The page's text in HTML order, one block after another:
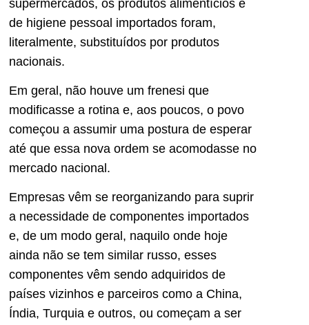
supermercados, os produtos alimentícios e
de higiene pessoal importados foram,
literalmente, substituídos por produtos
nacionais.
Em geral, não houve um frenesi que
modificasse a rotina e, aos poucos, o povo
começou a assumir uma postura de esperar
até que essa nova ordem se acomodasse no
mercado nacional.
Empresas vêm se reorganizando para suprir
a necessidade de componentes importados
e, de um modo geral, naquilo onde hoje
ainda não se tem similar russo, esses
componentes vêm sendo adquiridos de
países vizinhos e parceiros como a China,
Índia, Turquia e outros, ou começam a ser